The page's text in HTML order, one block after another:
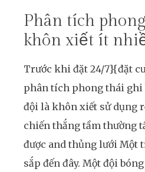
Phân tích
khôn xiết ít
Trước khi đặt 24/7}{đặt
phân tích phong thái
đội là khôn xiết sử dụng
chiến thắng tầm thường
được and thủng lưới Một
sắp đến đây. Một đội